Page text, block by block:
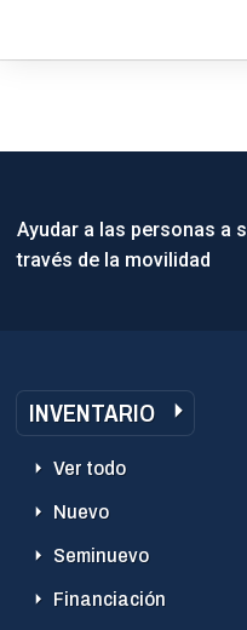
Ayudar a las personas a
través de la movilidad
INVENTARIO
Ver todo
Nuevo
Seminuevo
Financiación